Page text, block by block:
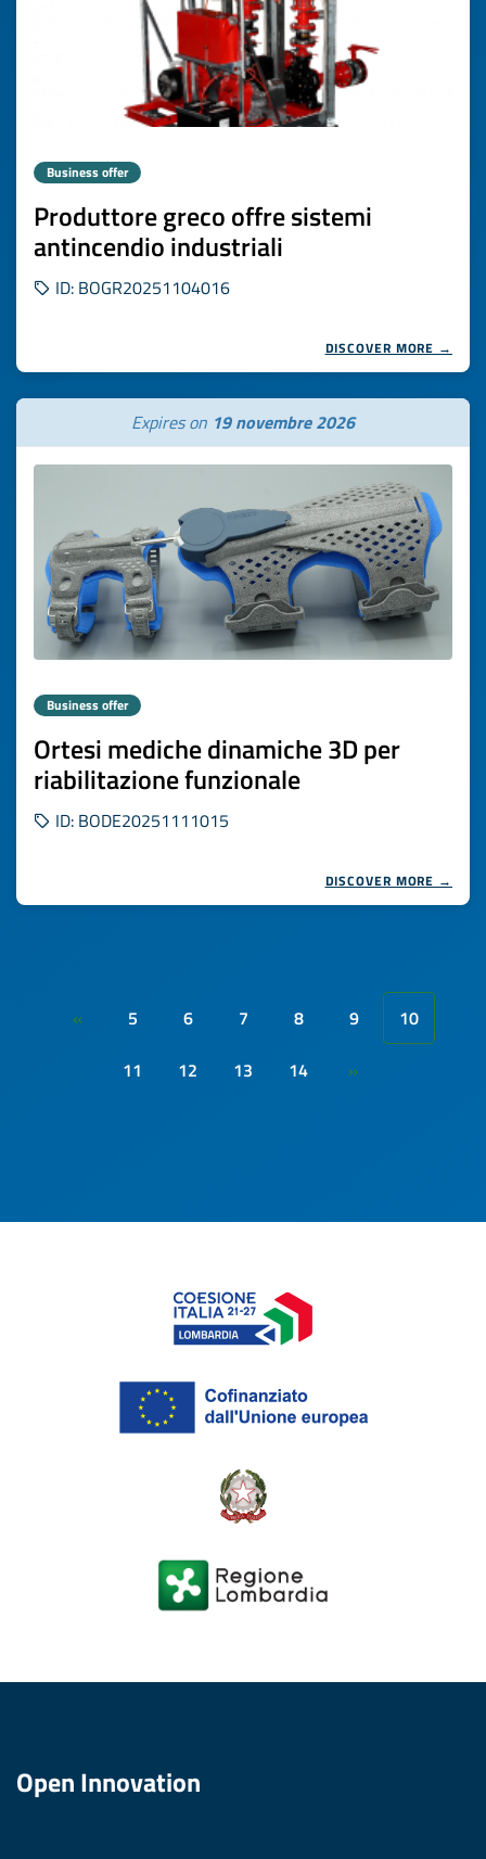
Business offer
Produttore greco offre sistemi
antincendio industriali
ID: BOGR20251104016
DISCOVER MORE →
Expires on 19 novembre 2026
Business offer
Ortesi mediche dinamiche 3D per
riabilitazione funzionale
ID: BODE20251111015
DISCOVER MORE →
« 5 6 7 8 9
10
11
12 13 14 »
Open Innovation